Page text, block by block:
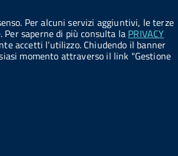
Per alcuni servizi aggiuntivi, le terze
saperne di più consulta la PRIVACY
accetti l’utilizzo. Chiudendo il banner
momento attraverso il link "Gestione
b
o
e
d
l
.
s
k
u
b
l
.
e
d
cookie